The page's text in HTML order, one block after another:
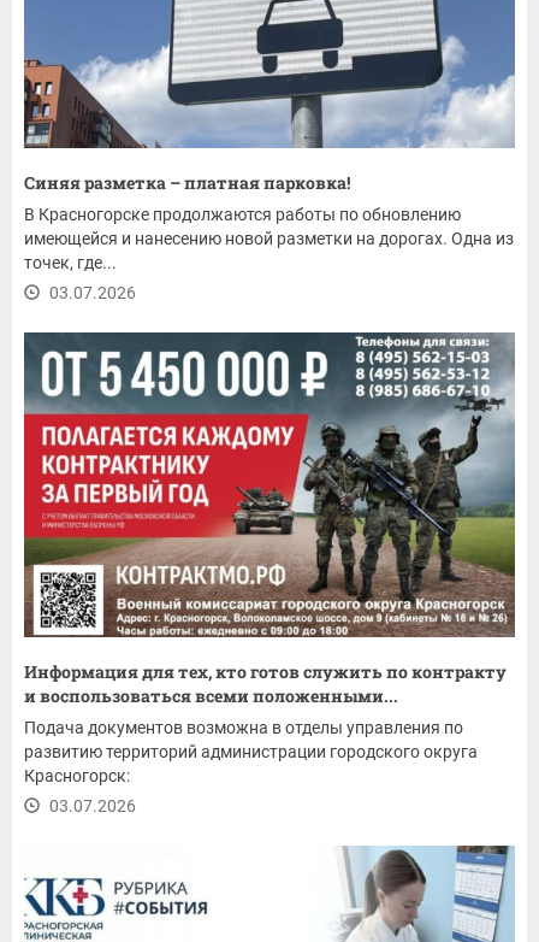
Синяя разметка – платная парковка!
В Красногорске продолжаются работы по обновлению
имеющейся и нанесению новой разметки на дорогах. Одна из
точек, где...
03.07.2026
Информация для тех, кто готов служить по контракту
и воспользоваться всеми положенными...
Подача документов возможна в отделы управления по
развитию территорий администрации городского округа
Красногорск:
03.07.2026